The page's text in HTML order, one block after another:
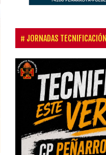
JORNADAS TECNIFICACIÓN